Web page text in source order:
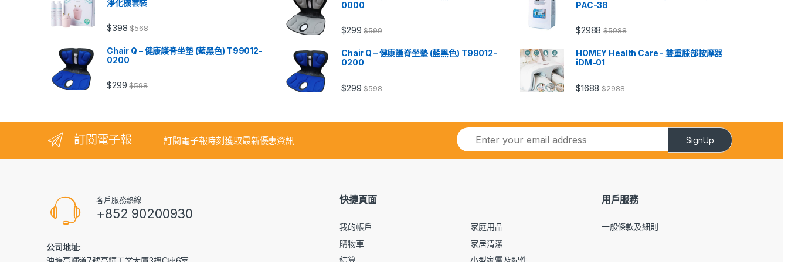
淨化機套裝
$398 $568
Chair Q – 健康護脊坐墊 (藍黑色) T99012-
0200
$299 $598
0000
$299 $599
Chair Q – 健康護脊坐墊 (藍黑色) T99012-
0200
$299 $598
PAC-38
$2988 $5988
HOMEY Health Care - 雙重膝部按摩器
iDM-01
$1688 $2988
訂閱電子報 訂閱電子報時刻獲取最新優惠資訊 SignUp
客戶服務熱線
+852 90200930
公司地址:
快捷頁面
我的帳戶
購物車
家庭用品
家居清潔
用戶服務
一般條款及細則